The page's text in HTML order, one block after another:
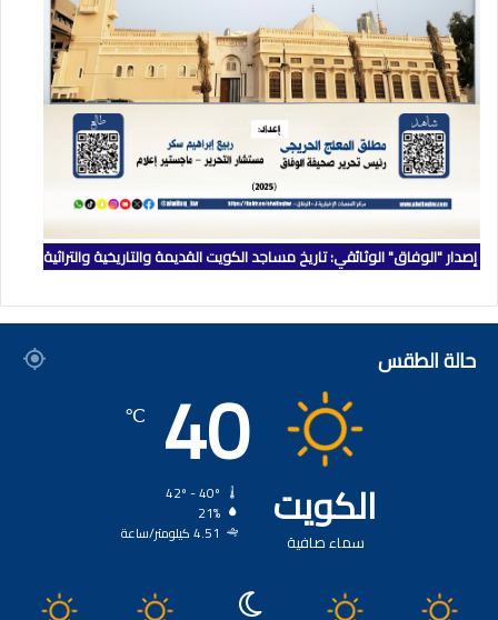
إصدار "الوفاق" الوثائقي: تاريخ مساجد الكويت القديمة والتاريخية والتراثية
حالة الطقس
الكويت
سماء صافية
40
℃
21%
4.51 كيلومتر/ساعة